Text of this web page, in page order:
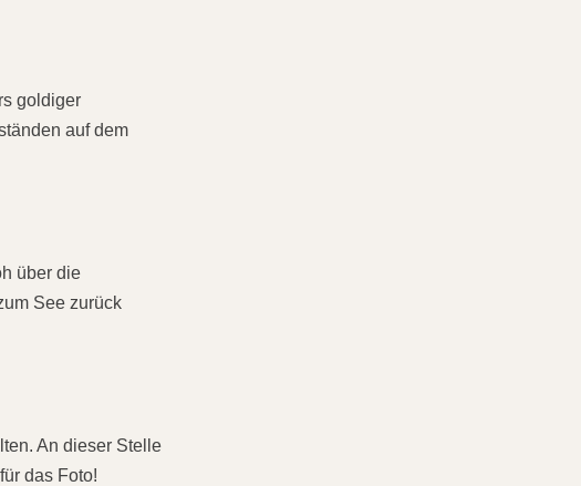
goldiger
auf dem
über die
See zurück
An dieser Stelle
das Foto!